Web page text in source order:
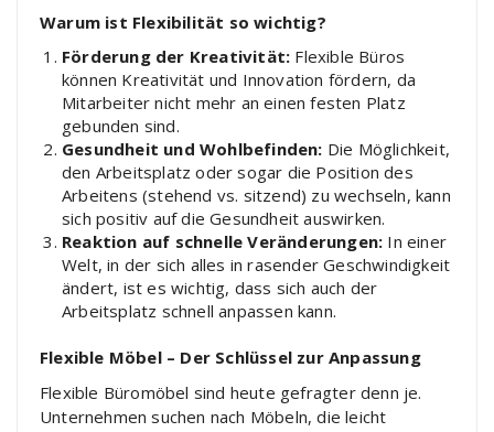
Warum ist Flexibilität so wichtig?
Förderung der Kreativität: Flexible Büros
können Kreativität und Innovation fördern, da
Mitarbeiter nicht mehr an einen festen Platz
gebunden sind.
Gesundheit und Wohlbefinden: Die Möglichkeit,
den Arbeitsplatz oder sogar die Position des
Arbeitens (stehend vs. sitzend) zu wechseln, kann
sich positiv auf die Gesundheit auswirken.
Reaktion auf schnelle Veränderungen: In einer
Welt, in der sich alles in rasender Geschwindigkeit
ändert, ist es wichtig, dass sich auch der
Arbeitsplatz schnell anpassen kann.
Flexible Möbel – Der Schlüssel zur Anpassung
Flexible Büromöbel sind heute gefragter denn je.
Unternehmen suchen nach Möbeln, die leicht